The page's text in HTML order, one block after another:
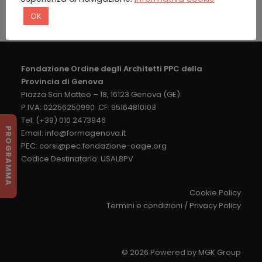
PROGRAMMA
Fondazione Ordine degli Architetti PPC della
Provincia di Genova
Piazza San Matteo – 18, 16123 Genova (GE)
P.IVA: 02256250990 CF: 95164810103
Tel: (+39) 010 2473946
Email: info@formagenova.it
PEC: corsi@pec.fondazione-oage.org
Codice Destinatario: USAL8PV
Cookie Policy
Termini e condizioni / Privacy Policy
© 2026 Powered by MGK Group
OK